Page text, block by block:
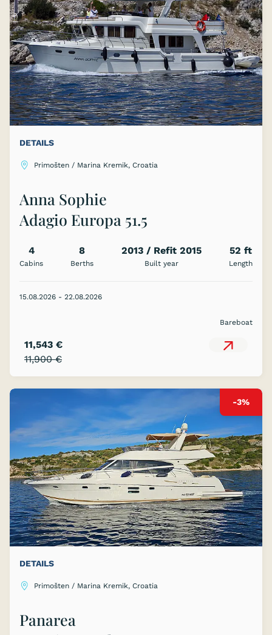
DETAILS
Primošten / Marina Kremik, Croatia
Anna Sophie
Adagio Europa 51.5
4
Cabins
8
Berths
2013 / Refit 2015
Built year
52 ft
Length
15.08.2026 - 22.08.2026
Bareboat
11,900 €
11,543 €
-3%
DETAILS
Primošten / Marina Kremik, Croatia
Panarea